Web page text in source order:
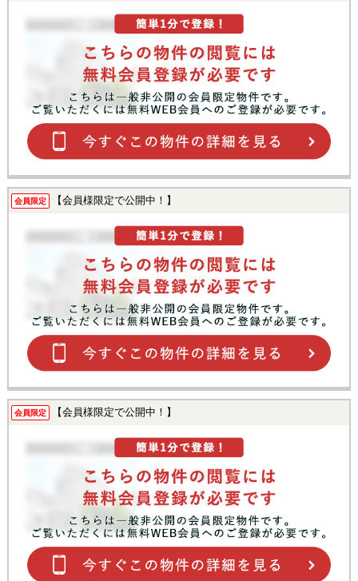
会員限定 【会員様限定で公開中！】
会員限定 【会員様限定で公開中！】